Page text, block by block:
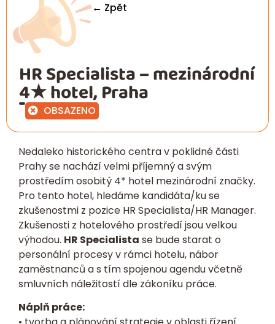
← Zpět
HR Specialista – mezinárodní
4★ hotel, Praha
OBSAZENO
Nedaleko historického centra v poklidné části
Prahy se nachází velmi příjemný a svým
prostředím osobitý 4* hotel mezinárodní značky.
Pro tento hotel, hledáme kandidáta/ku se
zkušenostmi z pozice HR Specialista/HR Manager.
Zkušenosti z hotelového prostředí jsou velkou
výhodou. HR Specialista se bude starat o
personální procesy v rámci hotelu, nábor
zaměstnanců a s tím spojenou agendu včetně
smluvních náležitostí dle zákoníku práce.
Náplň práce: